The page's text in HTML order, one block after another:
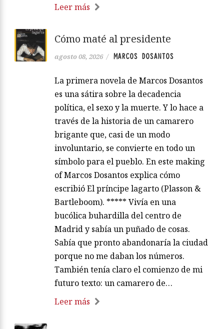
Leer más
Cómo maté al presidente
agosto 08, 2026 / MARCOS DOSANTOS
La primera novela de Marcos Dosantos
es una sátira sobre la decadencia
política, el sexo y la muerte. Y lo hace a
través de la historia de un camarero
brigante que, casi de un modo
involuntario, se convierte en todo un
símbolo para el pueblo. En este making
of Marcos Dosantos explica cómo
escribió El príncipe lagarto (Plasson &
Bartleboom). ***** Vivía en una
bucólica buhardilla del centro de
Madrid y sabía un puñado de cosas.
Sabía que pronto abandonaría la ciudad
porque no me daban los números.
También tenía claro el comienzo de mi
futuro texto: un camarero de…
Leer más